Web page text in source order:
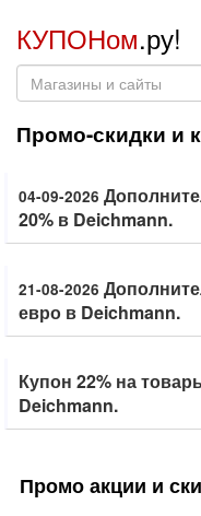
КУПОНом.ру!
Промо-скидки и
04-09-2026
20% в Deichmann.
21-08-2026
евро в Deichmann.
Купон 22% на
Deichmann.
Промо акции и